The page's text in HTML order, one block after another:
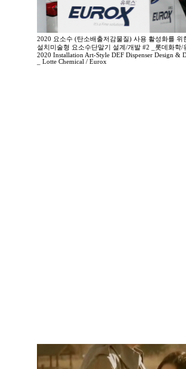
2020 요소수 (탄소배출저감물질) 사용 활성화를 위
설치미술형 요소수단말기 설계/개발 #2 _롯데화학/
2020 Installation Art-Style DEF Dispenser Design &
_ Lotte Chemical / Eurox